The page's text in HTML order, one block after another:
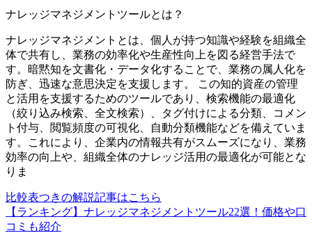
ナレッジマネジメントツールとは？
ナレッジマネジメントとは、個人が持つ知識や経験を組織全
体で共有し、業務の効率化や生産性向上を図る経営手法で
す。暗黙知を文書化・データ化することで、業務の属人化を
防ぎ、迅速な意思決定を支援します。 この知的資産の管理
と活用を支援するためのツールであり、検索機能の最適化
（絞り込み検索、全文検索）、タグ付けによる分類、コメン
ト付与、閲覧頻度の可視化、自動分類機能などを備えていま
す。これにより、企業内の情報共有がスムーズになり、業務
効率の向上や、組織全体のナレッジ活用の最適化が可能とな
りま
比較表つきの解説記事はこちら
【ランキング】ナレッジマネジメントツール22選！価格や口
コミも紹介